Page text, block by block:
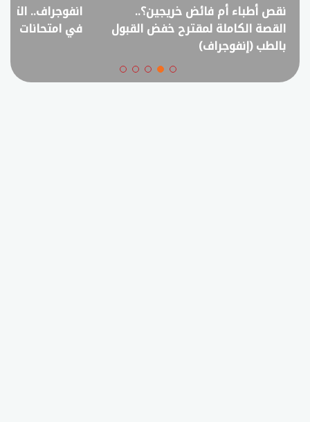
نقص أطباء أم فائض خريجين؟..
القصة الكاملة لمقترح خفض القبول
بالطب (إنفوجراف)
انفوجراف..
في امتحانات